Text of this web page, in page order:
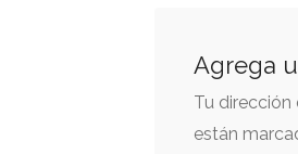
Agrega
Tu dirección
están